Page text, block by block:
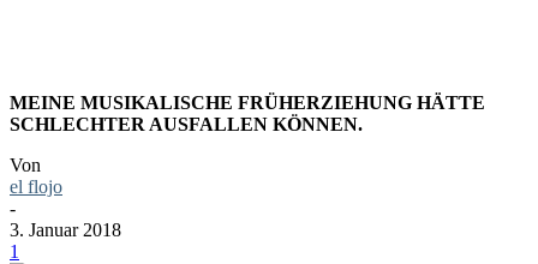
MEINE MUSIKALISCHE FRÜHERZIEHUNG HÄTTE
SCHLECHTER AUSFALLEN KÖNNEN.
Von
el flojo
-
3. Januar 2018
1